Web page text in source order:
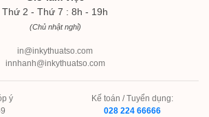
Thứ 2 - Thứ 7 : 8h - 19h
(Chủ nhật nghỉ)
in@inkythuatso.com
innhanh@inkythuatso.com
ý
Kế toán / Tuyển dụng:
028 224 66666